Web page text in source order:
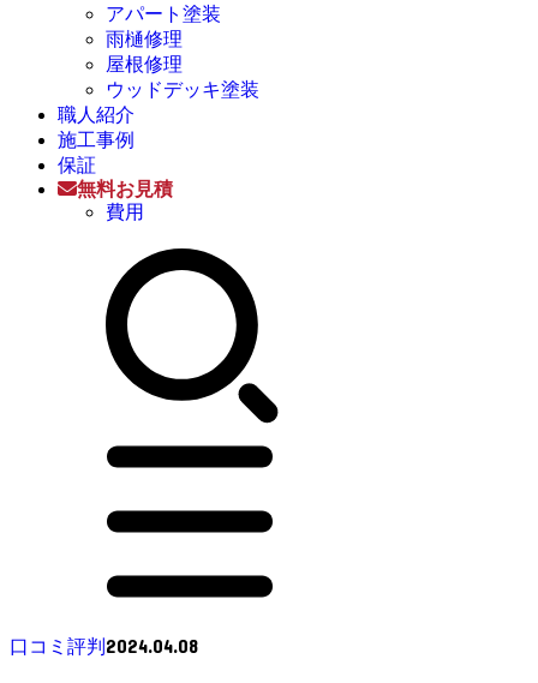
アパート塗装
雨樋修理
屋根修理
ウッドデッキ塗装
職人紹介
施工事例
保証
無料お見積
費用
口コミ評判 2024.04.08